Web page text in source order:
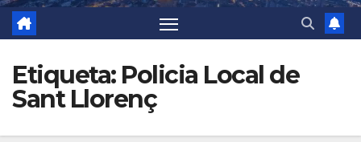
Etiqueta: Policia Local de
Sant Llorenç